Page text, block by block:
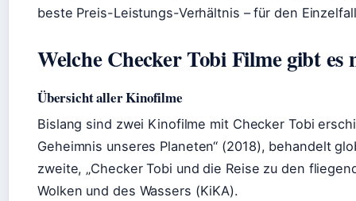
beste Preis-Leistungs-Verhältnis – für den
Welche Checker Tobi Filme gibt es
Übersicht aller Kinofilme
Bislang sind zwei Kinofilme mit Checker Tobi
Geheimnis unseres Planeten“ (2018), behandelt
zweite, „Checker Tobi und die Reise zu den
Wolken und des Wassers (KiKA).